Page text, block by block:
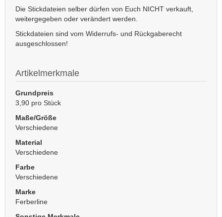
Die Stickdateien selber dürfen von Euch NICHT verkauft,
weitergegeben oder verändert werden.
Stickdateien sind vom Widerrufs- und Rückgaberecht
ausgeschlossen!
Artikelmerkmale
Grundpreis
3,90 pro Stück
Maße/Größe
Verschiedene
Material
Verschiedene
Farbe
Verschiedene
Marke
Ferberline